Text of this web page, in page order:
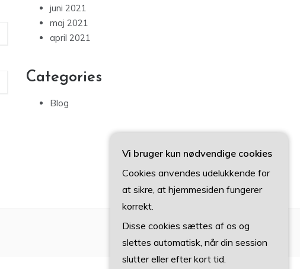
juni 2021
maj 2021
april 2021
Categories
Blog
Vi bruger kun nødvendige cookies
Cookies anvendes udelukkende for
at sikre, at hjemmesiden fungerer
korrekt.
Disse cookies sættes af os og
slettes automatisk, når din session
slutter eller efter kort tid.